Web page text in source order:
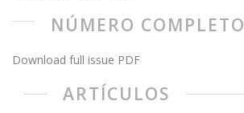
NÚMERO COMPLETO
Download full issue PDF
ARTÍCULOS